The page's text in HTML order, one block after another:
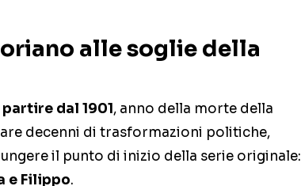
alle soglie della
dal 1901, anno della morte della
decenni di trasformazioni politiche,
il punto di inizio della serie originale:
e Filippo.